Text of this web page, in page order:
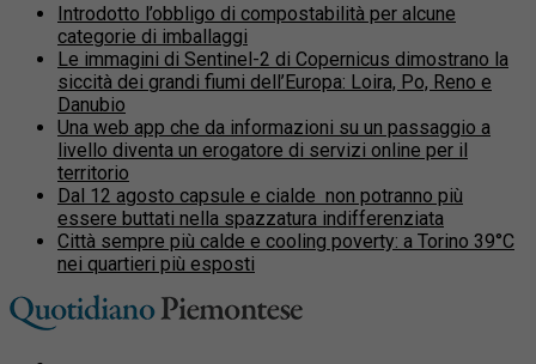
Introdotto l’obbligo di compostabilità per alcune
categorie di imballaggi
Le immagini di Sentinel-2 di Copernicus dimostrano la
siccità dei grandi fiumi dell’Europa: Loira, Po, Reno e
Danubio
Una web app che da informazioni su un passaggio a
livello diventa un erogatore di servizi online per il
territorio
Dal 12 agosto capsule e cialde non potranno più
essere buttati nella spazzatura indifferenziata
Città sempre più calde e cooling poverty: a Torino 39°C
nei quartieri più esposti